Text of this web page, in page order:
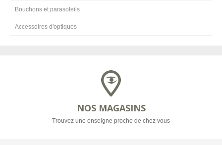
Bouchons et parasoleils
Accessoires d'optiques
NOS MAGASINS
Trouvez une enseigne proche de chez vous